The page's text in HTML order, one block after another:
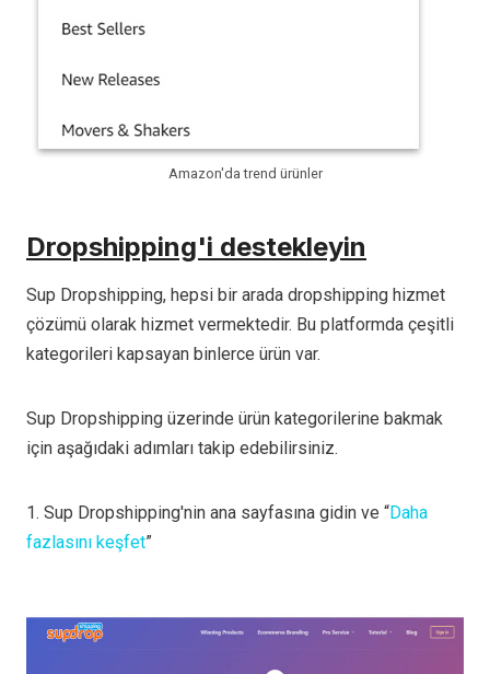
Amazon'da trend ürünler
Dropshipping'i destekleyin
Sup Dropshipping, hepsi bir arada dropshipping hizmet
çözümü olarak hizmet vermektedir. Bu platformda çeşitli
kategorileri kapsayan binlerce ürün var.
Sup Dropshipping üzerinde ürün kategorilerine bakmak
için aşağıdaki adımları takip edebilirsiniz.
1. Sup Dropshipping'nin ana sayfasına gidin ve “Daha
fazlasını keşfet”